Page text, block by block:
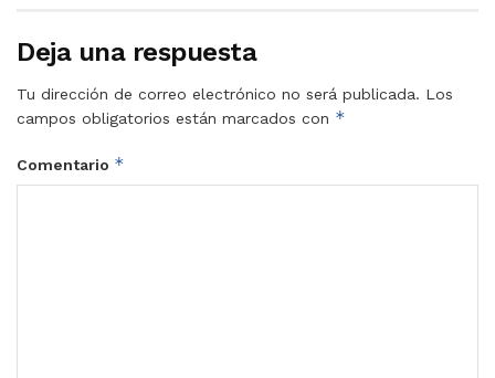
Deja una respuesta
Tu dirección de correo electrónico no será publicada. Los
campos obligatorios están marcados con *
Comentario *